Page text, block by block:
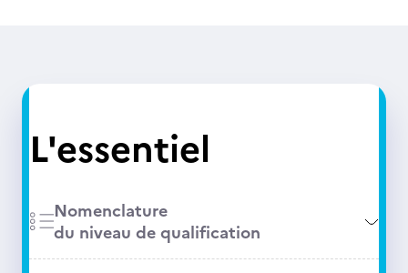
L'essentiel
Nomenclature
du niveau de qualification